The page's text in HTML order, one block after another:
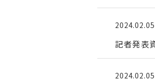
2024.02.05
記者発表
2024.02.05